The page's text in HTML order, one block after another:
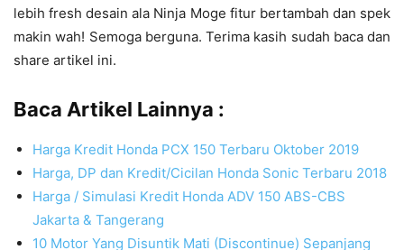
lebih fresh desain ala Ninja Moge fitur bertambah dan spek
makin wah! Semoga berguna. Terima kasih sudah baca dan
share artikel ini.
Baca Artikel Lainnya :
Harga Kredit Honda PCX 150 Terbaru Oktober 2019
Harga, DP dan Kredit/Cicilan Honda Sonic Terbaru 2018
Harga / Simulasi Kredit Honda ADV 150 ABS-CBS
Jakarta & Tangerang
10 Motor Yang Disuntik Mati (Discontinue) Sepanjang